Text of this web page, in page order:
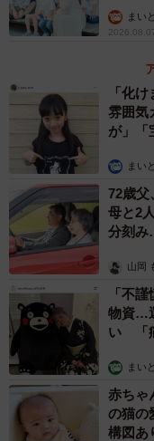
美男美女ぞろい……！（提
そして3人がポーズ
成16年の写真へと時
ているのは、よく焼
時小学生だった3き
顔立ちに「AIかと思
ちなみに3人が座っ
ものを使用している
ものが混じり合う写
映し出されていまし
まい
「化
雰囲気
が」「
まい
72歳
母と2
分刻み
山岡
「不
物資…
い 「
まい
赤ちゃ
の猫
構図あ